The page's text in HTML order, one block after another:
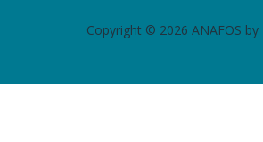
Copyright © 2026 ANAFOS by